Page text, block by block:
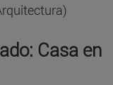
Casa en